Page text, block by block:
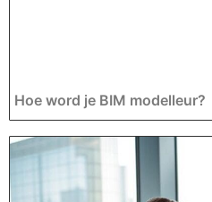
Hoe word je BIM modelleur?